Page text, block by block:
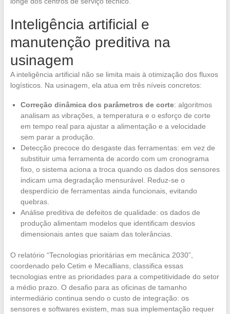
Inteligência artificial e
manutenção preditiva na
usinagem
A inteligência artificial não se limita mais à otimização dos fluxos
logísticos. Na usinagem, ela atua em três níveis concretos:
Correção dinâmica dos parâmetros de corte: algoritmos
analisam as vibrações, a temperatura e o esforço de corte
em tempo real para ajustar a alimentação e a velocidade
sem parar a produção.
Detecção precoce do desgaste das ferramentas: em vez de
substituir uma ferramenta de acordo com um cronograma
fixo, o sistema aciona a troca quando os dados dos sensores
indicam uma degradação mensurável. Reduz-se o
desperdício de ferramentas ainda funcionais, evitando
quebras.
Análise preditiva de defeitos de qualidade: os dados de
produção alimentam modelos que identificam desvios
dimensionais antes que saiam das tolerâncias.
O relatório “Tecnologias prioritárias em mecânica 2030”,
coordenado pelo Cetim e Mecallians, classifica essas
tecnologias entre as prioridades para a competitividade do setor
a médio prazo. O desafio para as oficinas de tamanho
intermediário continua sendo o custo de integração: os
sensores e softwares existem, mas sua implementação requer